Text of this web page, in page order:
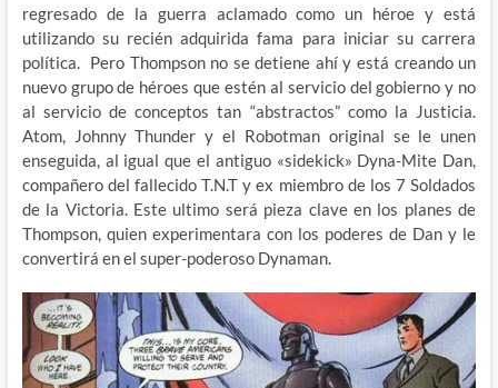
regresado de la guerra aclamado como un héroe y está
utilizando su recién adquirida fama para iniciar su carrera
política. Pero Thompson no se detiene ahí y está creando un
nuevo grupo de héroes que estén al servicio del gobierno y no
al servicio de conceptos tan “abstractos” como la Justicia.
Atom, Johnny Thunder y el Robotman original se le unen
enseguida, al igual que el antiguo «sidekick» Dyna-Mite Dan,
compañero del fallecido T.N.T y ex miembro de los 7 Soldados
de la Victoria. Este ultimo será pieza clave en los planes de
Thompson, quien experimentara con los poderes de Dan y le
convertirá en el super-poderoso Dynaman.